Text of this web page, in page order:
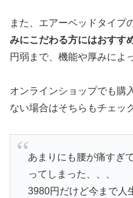
また、エアーベッドタイプ
みにこだわる方にはおすす
円弱まで、機能や厚みによ
オンラインショップでも購
ない場合はそちらもチェッ
あまりにも腰が痛すぎ
ってしまった、、、
3980円だけど今まで人